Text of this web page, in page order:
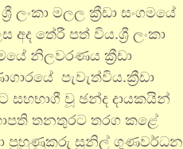
ලංකා මලල ක්‍රීඩා සංගමයේ
අද තේරී පත් විය.ශ්‍රී ලංකා
නිලවරණය ක්‍රීඩා
පැවැත්විය.ක්‍රීඩා
සහභාගී වූ ඡන්ද දායකයින්
තනතුරට තරග කළේ
පුහුණුකරු සුනිල් ගුණවර්ධන